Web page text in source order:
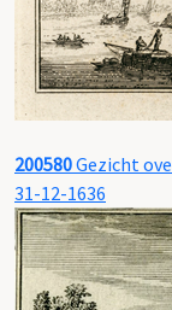
200580Gezicht
31-12-1636